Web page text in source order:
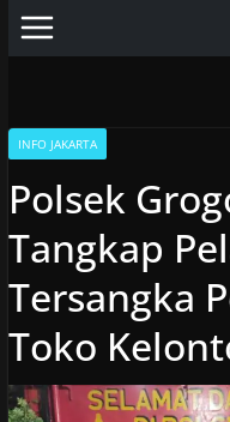
INFO JAKARTA
Polsek
Tangkap
Tersangka
Toko